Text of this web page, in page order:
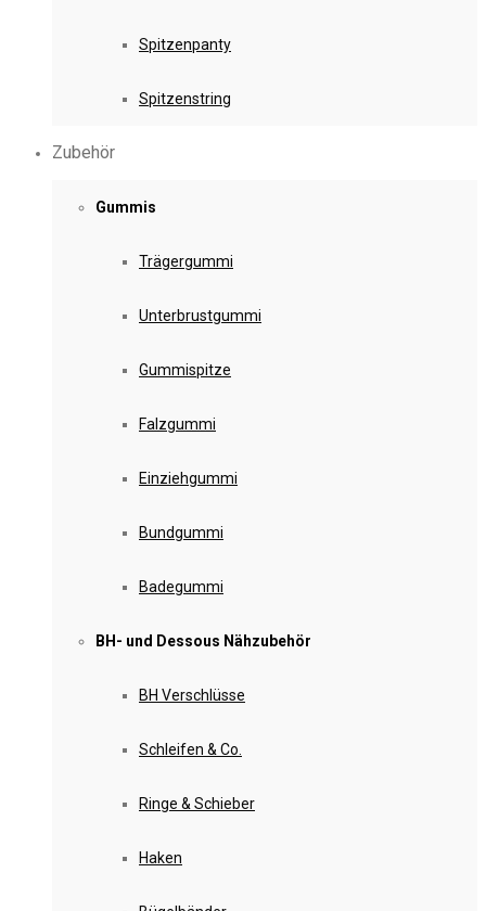
Spitzenpanty
Spitzenstring
Zubehör
Gummis
Trägergummi
Unterbrustgummi
Gummispitze
Falzgummi
Einziehgummi
Bundgummi
Badegummi
BH- und Dessous Nähzubehör
BH Verschlüsse
Schleifen & Co.
Ringe & Schieber
Haken